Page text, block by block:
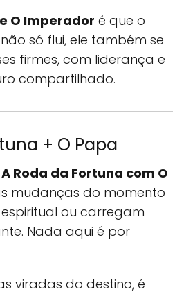
O Imperador é que o
só flui, ele também se
firmes, com liderança e
compartilhado.
+ O Papa
A Roda da Fortuna com O
mudanças do momento
ou carregam
Nada aqui é por
viradas do destino, é